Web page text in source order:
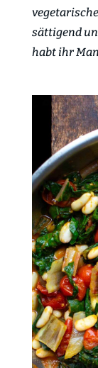
sättigend
habt ihr